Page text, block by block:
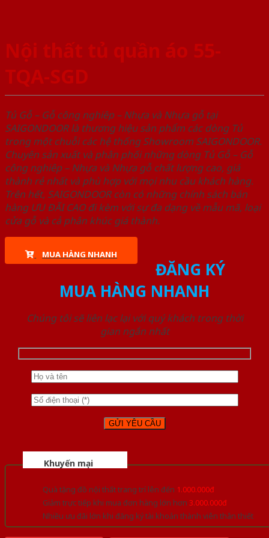
Nội thất tủ quần áo 55-
TQA-SGD
Tủ Gỗ – Gỗ công nghiêp – Nhựa và Nhựa gỗ tại
SAIGONDOOR là thương hiệu sản phẩm các dòng Tủ
trong một chuỗi các hệ thống Showroom SAIGONDOOR.
Chuyên sản xuất và phân phối những dòng Tủ Gỗ – Gỗ
công nghiêp – Nhựa và Nhựa gỗ chất lượng cao, giá
thành rẻ nhất và phù hợp với mọi nhu cầu khách hàng.
Trên hết, SAIGONDOOR còn có những chính sách bán
hàng ƯU ĐÃI CAO đi kèm với sự đa dạng về mẫu mã, loại
cửa gỗ và cả phân khúc giá thành.
MUA HÀNG NHANH
ĐĂNG KÝ
MUA HÀNG NHANH
Chúng tôi sẽ liên lạc lại với quý khách trong thời
gian ngắn nhất
Khuyến mại
Quà tặng đồ nội thất trang trí lên đến 1.000.000đ
Giảm trực tiếp khi mua đơn hàng lớn hơn 3.000.000đ
Nhiều ưu đãi lớn khi đăng ký tài khoản thành viên thân thiết